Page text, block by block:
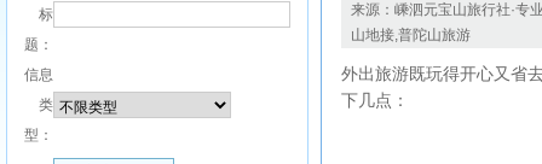
标
题：
信息
类
型：
来源：嵊泗元宝山旅行社·专
山地接,普陀山旅游
外出旅游既玩得开心又省
下几点：